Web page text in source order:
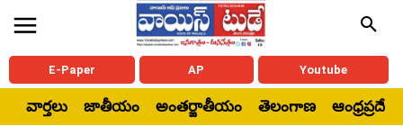
E-Paper AP Youtube
వార్తలు జాతీయం అంతర్జాతీయం తెలంగాణ ఆంధ్రప్రదేశ్